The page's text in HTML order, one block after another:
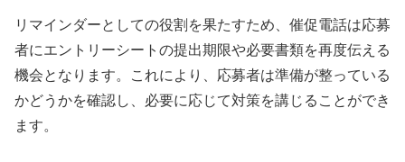
リマインダーとしての役割を果たすため、催促電話は応募
者にエントリーシートの提出期限や必要書類を再度伝える
機会となります。これにより、応募者は準備が整っている
かどうかを確認し、必要に応じて対策を講じることができ
ます。